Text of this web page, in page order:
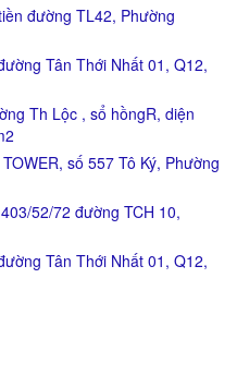
đường TL42, Phường
Tân Thới Nhất 01, Q12,
Th Lộc , sổ hồngR, diện
số 557 Tô Ký, Phường
52/72 đường TCH 10,
Tân Thới Nhất 01, Q12,